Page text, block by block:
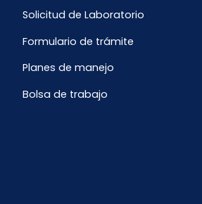
Solicitud de Laboratorio
Formulario de trámite
Planes de manejo
Bolsa de trabajo